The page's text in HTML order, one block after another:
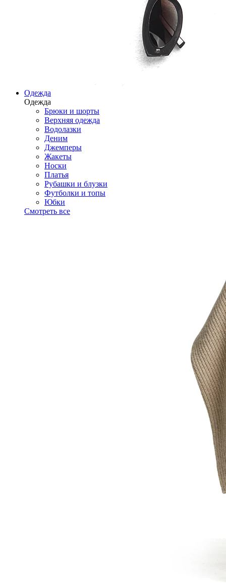
Одежда
Одежда
Брюки и шорты
Верхняя одежда
Водолазки
Деним
Джемперы
Жакеты
Носки
Платья
Рубашки и блузки
Футболки и топы
Юбки
Смотреть все